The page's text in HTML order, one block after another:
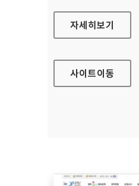
대한제강 홈페이지
자세히보기
사이트이동